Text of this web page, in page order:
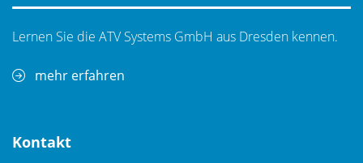
Lernen Sie die ATV Systems GmbH aus Dresden kennen.
mehr erfahren
Kontakt